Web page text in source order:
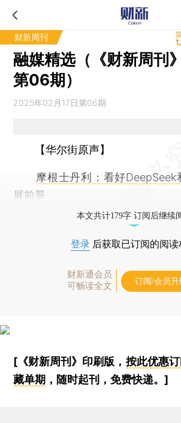
财新周刊
融媒精选（《财新周刊
第06期）
2025年02月17日第06期
【华尔街原声】
摩根士丹利：看好
展前景
本文共计179字 订阅后继续
登录 后获取已订阅的阅读
财新通会员
可畅读全文
订阅/会员升
[《财新周刊》印刷版， 按此优惠
藏单期 ，随时起刊，免费快递。]